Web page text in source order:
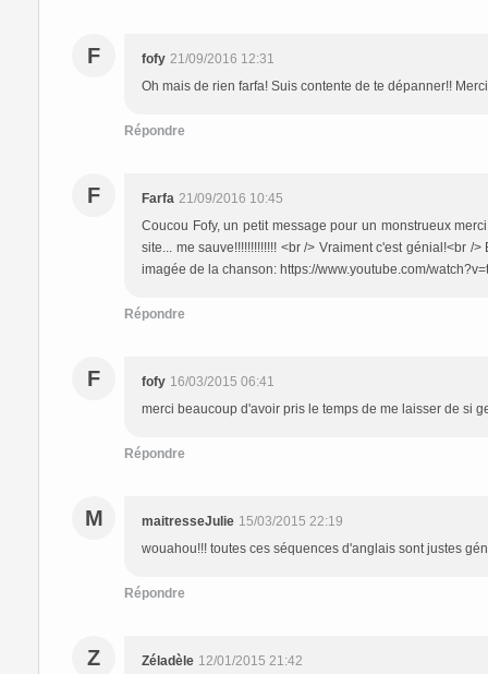
F fofy 21/09/2016 12:31
Oh mais de rien farfa! Suis contente de te dépanner!!
Répondre
F Farfa 21/09/2016 10:45
Coucou Fofy, un petit message pour un monstrueux
site... me sauve!!!!!!!!!!!!! <br /> Vraiment c'est génial!<br
imagée de la chanson: https://www.youtube.com/
Répondre
F fofy 16/03/2015 06:41
merci beaucoup d'avoir pris le temps de me laisser de si
Répondre
M maitresseJulie 15/03/2015 22:19
wouahou!!! toutes ces séquences d'anglais sont justes
Répondre
Z Zéladèle 12/01/2015 21:42